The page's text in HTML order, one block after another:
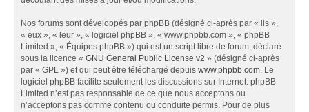
Nos forums sont développés par phpBB (désigné ci-après par « ils »,
« eux », « leur », « logiciel phpBB », « www.phpbb.com », « phpBB
Limited », « Équipes phpBB ») qui est un script libre de forum, déclaré
sous la licence « GNU General Public License v2 » (désigné ci-après
par « GPL ») et qui peut être téléchargé depuis www.phpbb.com. Le
logiciel phpBB facilite seulement les discussions sur Internet. phpBB
Limited n’est pas responsable de ce que nous acceptons ou
n’acceptons pas comme contenu ou conduite permis. Pour de plus